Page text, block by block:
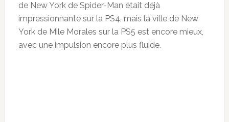
de New York de Spider-Man était déjà
impressionnante sur la PS4, mais la ville de New
York de Mile Morales sur la PS5 est encore mieux,
avec une impulsion encore plus fluide.